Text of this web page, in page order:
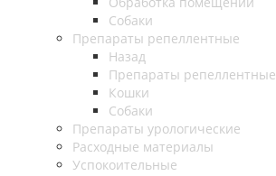
Собаки
Препараты репеллентные
Назад
Препараты репеллентные
Кошки
Собаки
Препараты урологические
Расходные материалы
Успокоительные